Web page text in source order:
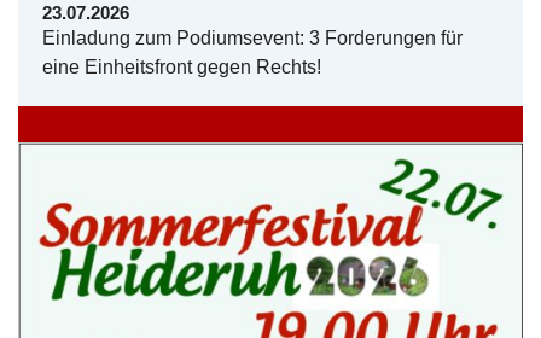
23.07.2026
Einladung zum Podiumsevent: 3 Forderungen für
eine Einheitsfront gegen Rechts!